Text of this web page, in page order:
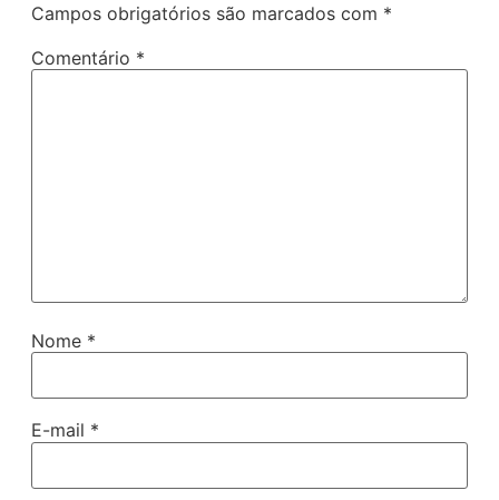
Campos obrigatórios são marcados com *
Comentário *
Nome *
E-mail *